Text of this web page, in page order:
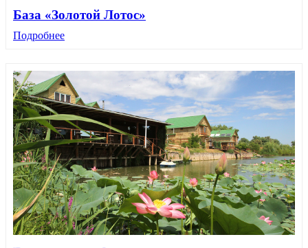
База «Золотой Лотос»
Подробнее